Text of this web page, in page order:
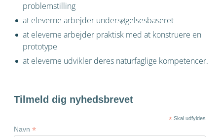
problemstilling
at eleverne arbejder undersøgelsesbaseret
at eleverne arbejder praktisk med at konstruere en
prototype
at eleverne udvikler deres naturfaglige kompetencer.
Tilmeld dig nyhedsbrevet
*Skal udfyldes
Navn *